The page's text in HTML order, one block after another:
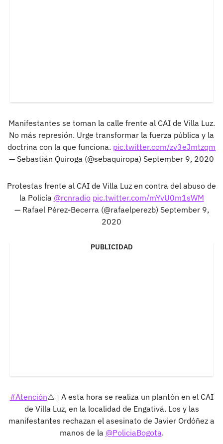
Manifestantes se toman la calle frente al CAI de Villa Luz.
No más represión. Urge transformar la fuerza pública y la
doctrina con la que funciona. pic.twitter.com/zv3eJmtzqm
— Sebastián Quiroga (@sebaquiropa) September 9, 2020
Protestas frente al CAI de Villa Luz en contra del abuso de
la Policía @rcnradio pic.twitter.com/mYvU0m1sWM
— Rafael Pérez-Becerra (@rafaelperezb) September 9,
2020
PUBLICIDAD
#Atención⚠️ | A esta hora se realiza un plantón en el CAI
de Villa Luz, en la localidad de Engativá. Los y las
manifestantes rechazan el asesinato de Javier Ordóñez a
manos de la @PoliciaBogota.